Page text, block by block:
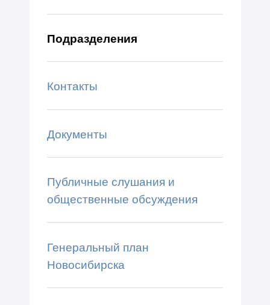
Подразделения
Контакты
Документы
Публичные слушания и
общественные обсуждения
Генеральный план
Новосибирска